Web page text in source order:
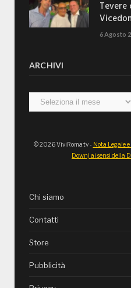
Tevere
6 Agosto
ARCHIVI
Archivi
© 2026 ViviRoma.tv - Nota Legale
Down) ai sensi della
Chi siamo
Contatti
Store
Pubblicità